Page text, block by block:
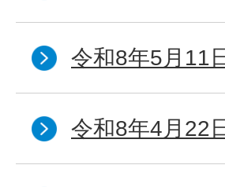
令和8年5月11
令和8年4月22